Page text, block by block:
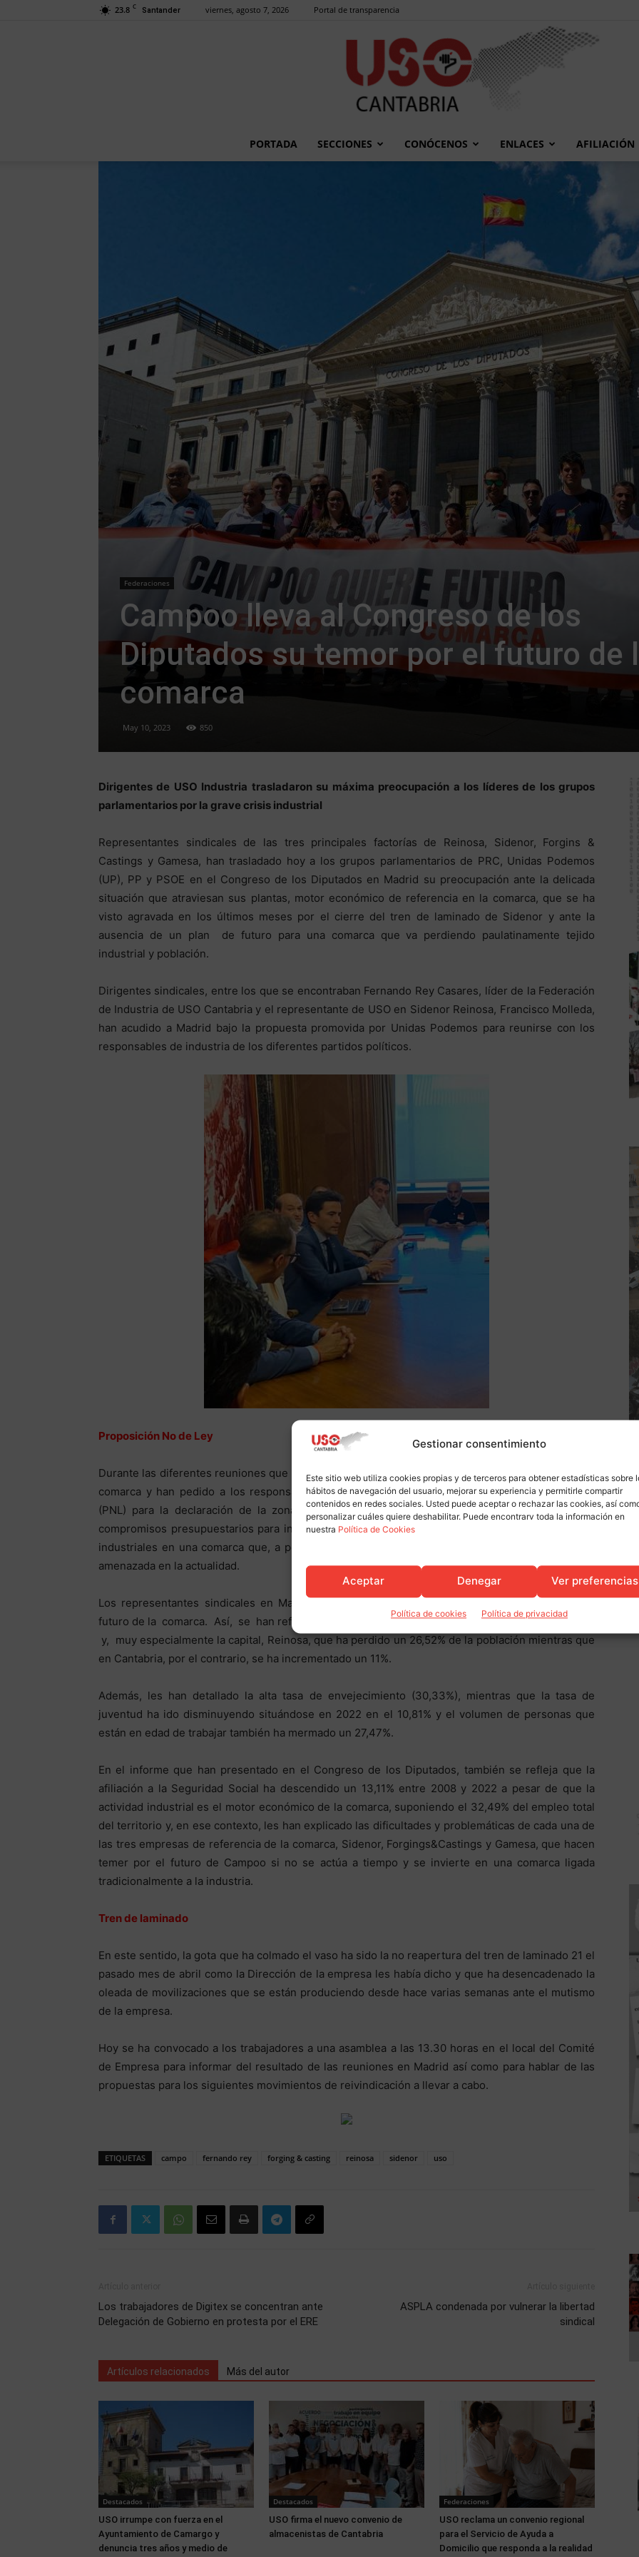
Gestionar consentimiento
Este sitio web utiliza cookies propias y de terceros para obtener estadísticas sobre
hábitos de navegación del usuario, mejorar su experiencia y permitirle compartir
contenidos en redes sociales. Usted puede aceptar o rechazar las cookies, así
personalizar cuáles quiere deshabilitar. Puede encontrarv toda la información en
nuestra Política de Cookies
Aceptar Denegar Ver preferencias
Política de cookies Política de privacidad
23.8 C Santander viernes, agosto 7, 2026 Portal de transparencia
Cantabria
PORTADA SECCIONES CONÓCENOS ENLACES AFILIACIÓN
Federaciones
Campoo lleva al Congreso de los
Diputados su temor por el futuro de
comarca
May 10, 2023 850
Dirigentes de USO Industria trasladaron su máxima preocupación a los líderes de los grupos
parlamentarios por la grave crisis industrial
Representantes sindicales de las tres principales factorías de Reinosa, Sidenor, Forgins &
Castings y Gamesa, han trasladado hoy a los grupos parlamentarios de PRC, Unidas Podemos
(UP), PP y PSOE en el Congreso de los Diputados en Madrid su preocupación ante la delicada
situación que atraviesan sus plantas, motor económico de referencia en la comarca, que se ha
visto agravada en los últimos meses por el cierre del tren de laminado de Sidenor y ante la
ausencia de un plan de futuro para una comarca que va perdiendo paulatinamente tejido
industrial y población.
Dirigentes sindicales, entre los que se encontraban Fernando Rey Casares, líder de la Federación
de Industria de USO Cantabria y el representante de USO en Sidenor Reinosa, Francisco Molleda,
han acudido a Madrid bajo la propuesta promovida por Unidas Podemos para reunirse con los
responsables de industria de los diferentes partidos políticos.
Proposición No de Ley
Durante las diferentes reuniones que han mantenido, han presentado la situación que atraviesa la
comarca y han pedido a los responsables políticos que presenten una Proposición No de Ley
(PNL) para la declaración de la zona de especial interés para el sector industrial, así como
compromisos presupuestarios para iniciativas y planes de ayudas concretas e impulsar políticas
industriales en una comarca que, a pesar de ser referente industrial de la región, se encuentra
amenazada en la actualidad.
Los representantes sindicales en Madrid han argumentado con datos su preocupación por el
futuro de la comarca. Así, se han referido a que desde 1996 la comarca ha perdido población
y, muy especialmente la capital, Reinosa, que ha perdido un 26,52% de la población mientras que
en Cantabria, por el contrario, se ha incrementado un 11%.
Además, les han detallado la alta tasa de envejecimiento (30,33%), mientras que la tasa de
juventud ha ido disminuyendo situándose en 2022 en el 10,81% y el volumen de personas que
están en edad de trabajar también ha mermado un 27,47%.
En el informe que han presentado en el Congreso de los Diputados, también se refleja que la
afiliación a la Seguridad Social ha descendido un 13,11% entre 2008 y 2022 a pesar de que la
actividad industrial es el motor económico de la comarca, suponiendo el 32,49% del empleo total
del territorio y, en ese contexto, les han explicado las dificultades y problemáticas de cada una de
las tres empresas de referencia de la comarca, Sidenor, Forgings&Castings y Gamesa, que hacen
temer por el futuro de Campoo si no se actúa a tiempo y se invierte en una comarca ligada
tradicionalmente a la industria.
Tren de laminado
En este sentido, la gota que ha colmado el vaso ha sido la no reapertura del tren de laminado 21 el
pasado mes de abril como la Dirección de la empresa les había dicho y que ha desencadenado la
oleada de movilizaciones que se están produciendo desde hace varias semanas ante el mutismo
de la empresa.
Hoy se ha convocado a los trabajadores a una asamblea a las 13.30 horas en el local del Comité
de Empresa para informar del resultado de las reuniones en Madrid así como para hablar de las
propuestas para los siguientes movimientos de reivindicación a llevar a cabo.
ETIQUETAS campo fernando rey forging & casting reinosa sidenor uso
Los trabajadores de Digitex se concentran ante
Delegación de Gobierno en protesta por el ERE
ASPLA condenada por vulnerar la libertad
sindical
Artículos relacionados Más del autor
Destacados
USO irrumpe con fuerza en el
Ayuntamiento de Camargo y
denuncia tres años y medio de
Destacados
USO firma el nuevo convenio de
almacenistas de Cantabria
Federaciones
USO reclama un convenio regional
para el Servicio de Ayuda a
Domicilio que responda a la realidad